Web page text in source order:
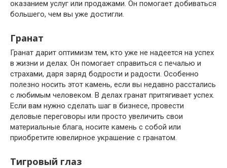
оказанием услуг или продажами. Он помогает добиваться
большего, чем вы уже достигли.
Гранат
Гранат дарит оптимизм тем, кто уже не надеется на успех
в жизни и делах. Он помогает справиться с печалью и
страхами, даря заряд бодрости и радости. Особенно
полезно носить этот камень, если вы недавно расстались
с любимым человеком. В делах гранат притягивает успех.
Если вам нужно сделать шаг в бизнесе, провести
деловые переговоры или просто увеличить свои
материальные блага, носите камень с собой или
приобретите ювелирное украшение с гранатом.
Тигровый глаз